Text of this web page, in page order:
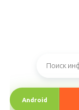
Android